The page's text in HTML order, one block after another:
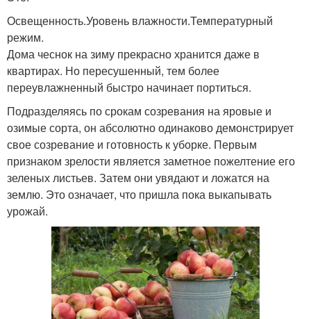
Освещенность.Уровень влажности.Температурный
режим.
Дома чеснок на зиму прекрасно хранится даже в
квартирах. Но пересушенный, тем более
переувлажненный быстро начинает портиться.
Подразделяясь по срокам созревания на яровые и
озимые сорта, он абсолютно одинаково демонстрирует
свое созревание и готовность к уборке. Первым
признаком зрелости является заметное пожелтение его
зеленых листьев. Затем они увядают и ложатся на
землю. Это означает, что пришла пока выкапывать
урожай.